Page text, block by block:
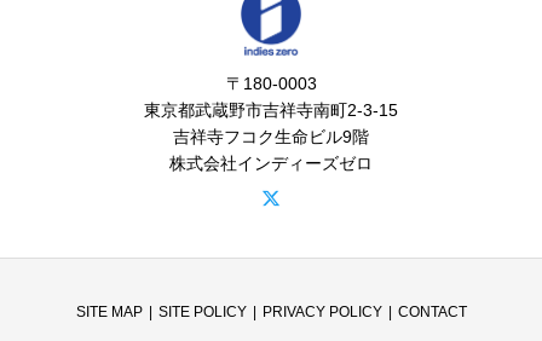
〒180-0003
東京都武蔵野市吉祥寺南町2-3-15
吉祥寺フコク生命ビル9階
株式会社インディーズゼロ
SITE MAP SITE POLICY PRIVACY POLICY CONTACT